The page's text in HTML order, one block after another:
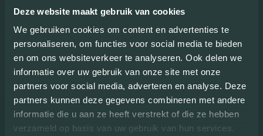
Deze website maakt gebruik van cookies
We gebruiken cookies om content en advertenties te
personaliseren, om functies voor social media te bieden
en om ons websiteverkeer te analyseren. Ook delen we
informatie over uw gebruik van onze site met onze
partners voor social media, adverteren en analyse. Deze
partners kunnen deze gegevens combineren met andere
informatie die u aan ze heeft verstrekt of die ze hebben
verzameld op basis van uw gebruik van hun services.
Review van: Milou Nielissen